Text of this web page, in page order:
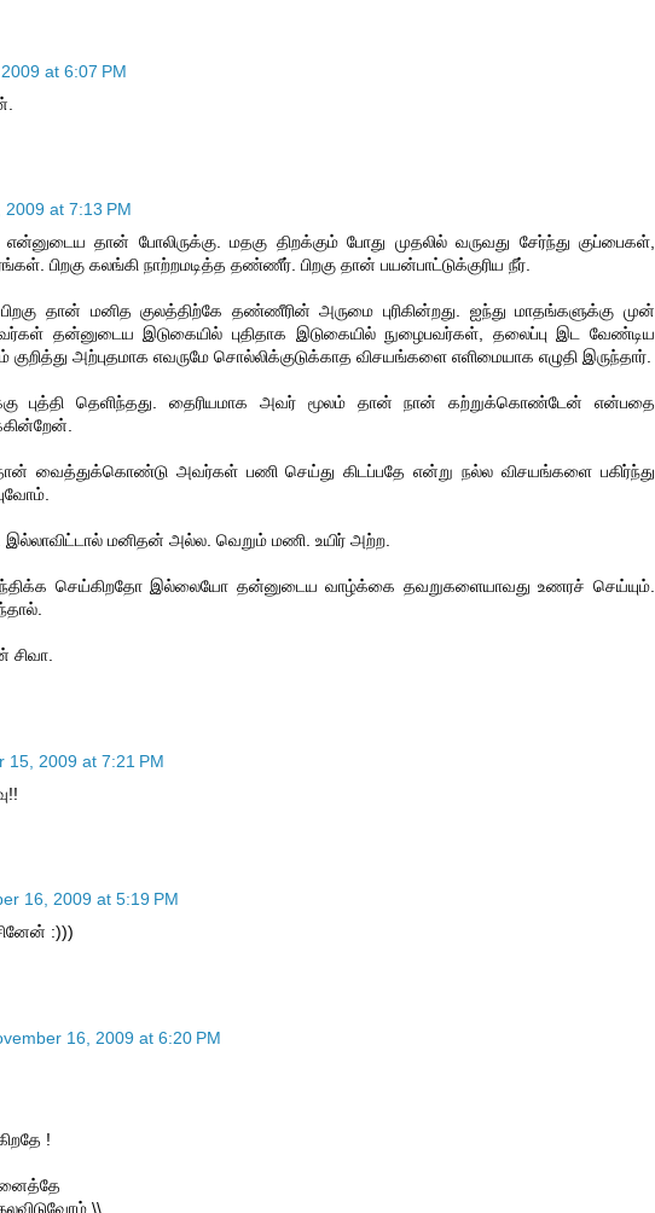
at 6:07 PM
at 7:13 PM
தான் போலிருக்கு. மதகு திறக்கும் போது முதலில் வருவது சேர்ந்து குப்பைகள்,
பிறகு கலங்கி நாற்றமடித்த தண்ணீர். பிறகு தான் பயன்பாட்டுக்குரிய நீர்.
தான் மனித குலத்திற்கே தண்ணீரின் அருமை புரிகின்றது. ஐந்து மாதங்களுக்கு முன்
தன்னுடைய இடுகையில் புதிதாக இடுகையில் நுழைபவர்கள், தலைப்பு இட வேண்டிய
அற்புதமாக எவருமே சொல்லிக்குடுக்காத விசயங்களை எளிமையாக எழுதி இருந்தார்.
புத்தி தெளிந்தது. தைரியமாக அவர் மூலம் தான் நான் கற்றுக்கொண்டேன் என்பதை
வைத்துக்கொண்டு அவர்கள் பணி செய்து கிடப்பதே என்று நல்ல விசயங்களை பகிர்ந்து
இல்லாவிட்டால் மனிதன் அல்ல. வெறும் மணி. உயிர் அற்ற.
செய்கிறதோ இல்லையோ தன்னுடைய வாழ்க்கை தவறுகளையாவது உணரச் செய்யும்.
15, 2009 at 7:21 PM
16, 2009 at 5:19 PM
:)))
16, 2009 at 6:20 PM
!